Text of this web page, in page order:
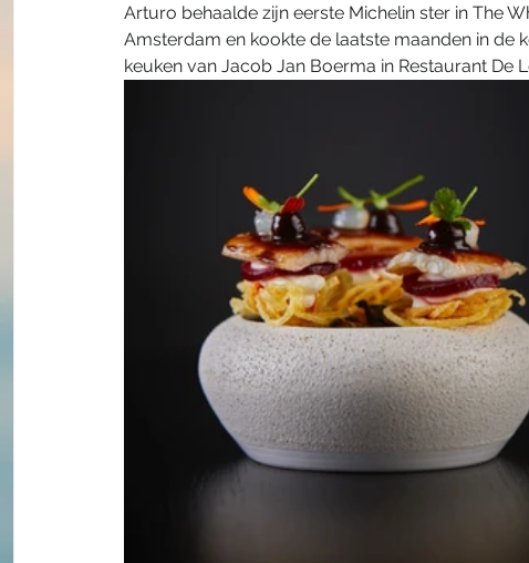
Arturo behaalde zijn eerste Michelin ster in The
Amsterdam en kookte de laatste maanden in de
keuken van Jacob Jan Boerma in Restaurant De